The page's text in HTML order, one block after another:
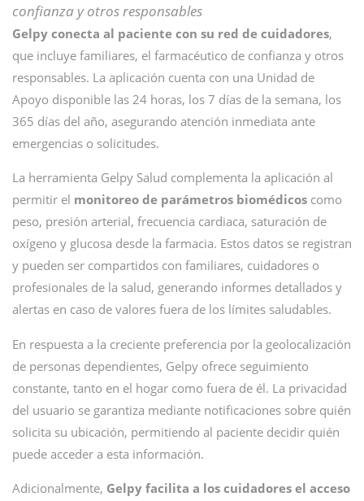
confianza y otros responsables
Gelpy conecta al paciente con su red de cuidadores,
que incluye familiares, el farmacéutico de confianza y otros
responsables. La aplicación cuenta con una Unidad de
Apoyo disponible las 24 horas, los 7 días de la semana, los
365 días del año, asegurando atención inmediata ante
emergencias o solicitudes.
La herramienta Gelpy Salud complementa la aplicación al
permitir el monitoreo de parámetros biomédicos como
peso, presión arterial, frecuencia cardiaca, saturación de
oxígeno y glucosa desde la farmacia. Estos datos se registran
y pueden ser compartidos con familiares, cuidadores o
profesionales de la salud, generando informes detallados y
alertas en caso de valores fuera de los límites saludables.
En respuesta a la creciente preferencia por la geolocalización
de personas dependientes, Gelpy ofrece seguimiento
constante, tanto en el hogar como fuera de él. La privacidad
del usuario se garantiza mediante notificaciones sobre quién
solicita su ubicación, permitiendo al paciente decidir quién
puede acceder a esta información.
Adicionalmente, Gelpy facilita a los cuidadores el acceso